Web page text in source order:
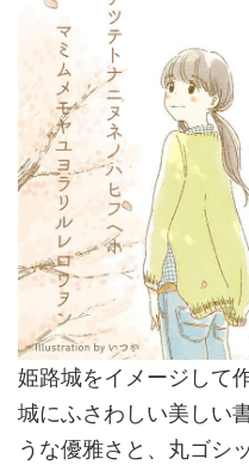
姫路城をイメージして
城にふさわしい美しい
うな優雅さと、丸ゴシ